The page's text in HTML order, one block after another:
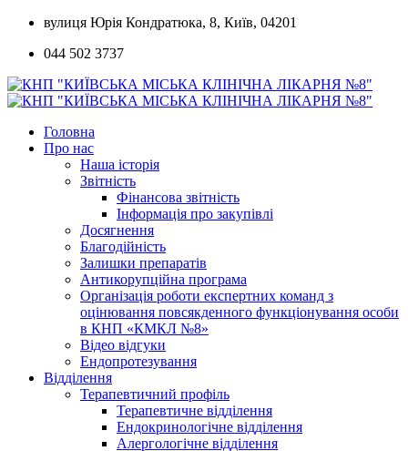
Skip
content
вулиця Юрія Кондратюка, 8, Київ, 04201
044 502 3737
Головна
Про нас
Наша історія
Звітність
Фінансова звітність
Інформація про закупівлі
Досягнення
Благодійність
Залишки препаратів
Антикорупційна програма
Організація роботи експертних команд з
оцінювання повсякденного функціонування особи
в КНП «КМКЛ №8»
Відео відгуки
Ендопротезування
Відділення
Терапевтичний профіль
Терапевтичне відділення
Ендокринологічне відділення
Алергологічне відділення